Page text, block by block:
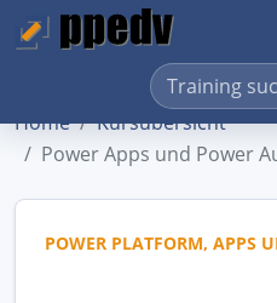
Home
Kursübersicht
Power Apps und Power
POWER PLATFORM, APPS